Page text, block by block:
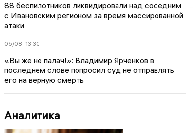
88 беспилотников ликвидировали над соседним
с Ивановским регионом за время массированной
атаки
05/08 13:30
«Вы же не палач!»: Владимир Ярченков в
последнем слове попросил суд не отправлять
его на верную смерть
Аналитика